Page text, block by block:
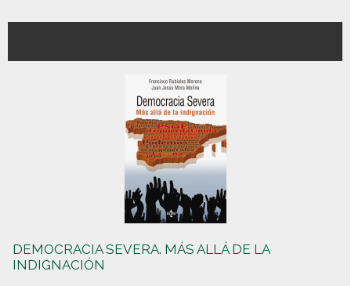
DEMOCRACIA SEVERA. MÁS ALLÁ DE LA
INDIGNACIÓN